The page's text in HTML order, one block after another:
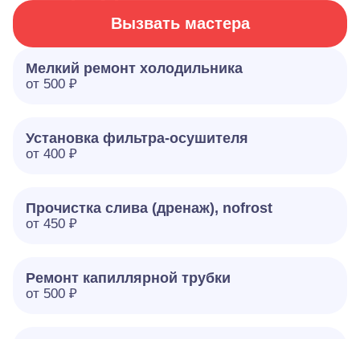
Вызвать мастера
Мелкий ремонт холодильника
от 500 ₽
Установка фильтра-осушителя
от 400 ₽
Прочистка слива (дренаж), nofrost
от 450 ₽
Ремонт капиллярной трубки
от 500 ₽